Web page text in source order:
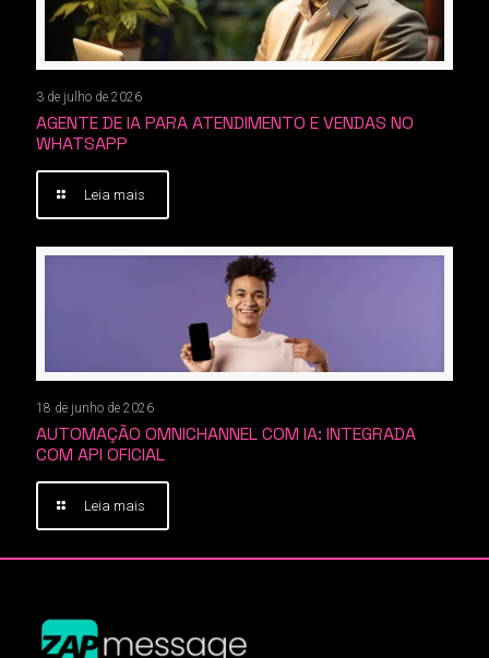
3 de julho de 2026
AGENTE DE IA PARA ATENDIMENTO E VENDAS NO
WHATSAPP
Leia mais
18 de junho de 2026
AUTOMAÇÃO OMNICHANNEL COM IA: INTEGRADA
COM API OFICIAL
Leia mais